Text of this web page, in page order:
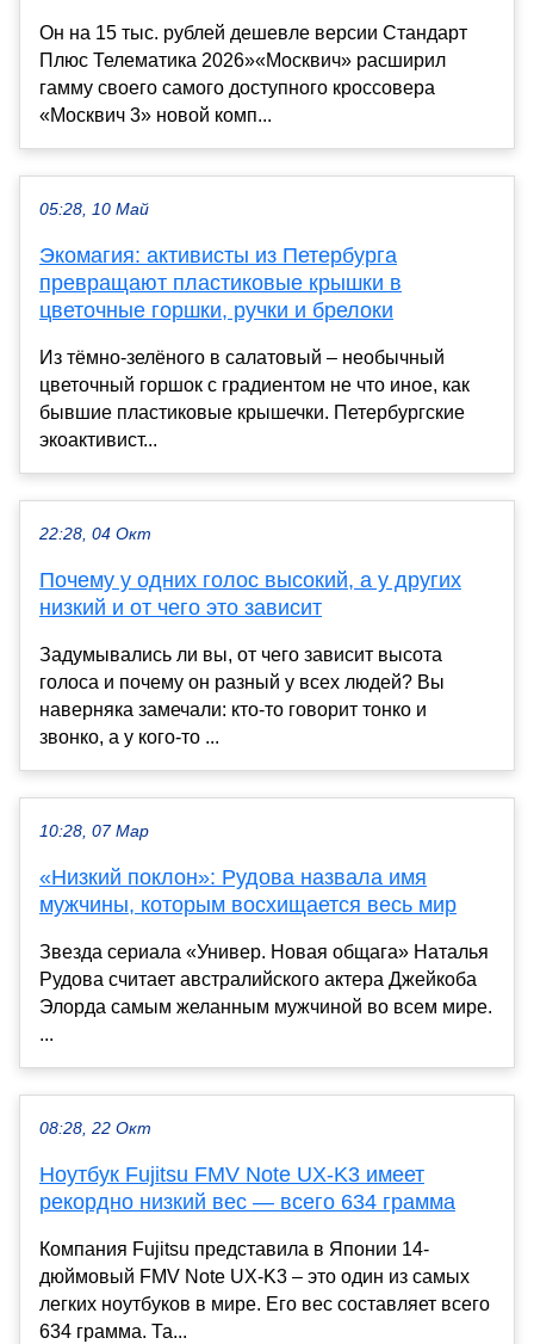
Он на 15 тыс. рублей дешевле версии Стандарт
Плюс Телематика 2026»«Москвич» расширил
гамму своего самого доступного кроссовера
«Москвич 3» новой комп...
05:28, 10 Май
Экомагия: активисты из Петербурга
превращают пластиковые крышки в
цветочные горшки, ручки и брелоки
Из тёмно-зелёного в салатовый – необычный
цветочный горшок с градиентом не что иное, как
бывшие пластиковые крышечки. Петербургские
экоактивист...
22:28, 04 Окт
Почему у одних голос высокий, а у других
низкий и от чего это зависит
Задумывались ли вы, от чего зависит высота
голоса и почему он разный у всех людей? Вы
наверняка замечали: кто-то говорит тонко и
звонко, а у кого-то ...
10:28, 07 Мар
«Низкий поклон»: Рудова назвала имя
мужчины, которым восхищается весь мир
Звезда сериала «Универ. Новая общага» Наталья
Рудова считает австралийского актера Джейкоба
Элорда самым желанным мужчиной во всем мире.
...
08:28, 22 Окт
Ноутбук Fujitsu FMV Note UX-K3 имеет
рекордно низкий вес — всего 634 грамма
Компания Fujitsu представила в Японии 14-
дюймовый FMV Note UX-K3 – это один из самых
легких ноутбуков в мире. Его вес составляет всего
634 грамма. Та...